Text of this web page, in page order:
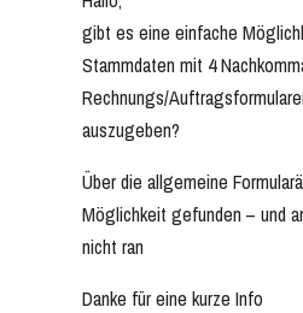
gibt es eine einfache
Stammdaten mit 4
Rechnungs/
auszugeben?
Über die allgemeine
Möglichkeit gefunden – und
nicht ran
Danke für eine kurze Info